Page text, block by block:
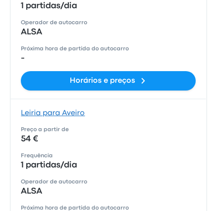
1 partidas/dia
Operador de autocarro
ALSA
Próxima hora de partida do autocarro
-
Horários e preços
Leiria para Aveiro
Preço a partir de
54 €
Frequência
1 partidas/dia
Operador de autocarro
ALSA
Próxima hora de partida do autocarro